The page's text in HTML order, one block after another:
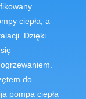
ikowany
yciepła a
alacji. Dzięki
ę
ogrzewaniem
ętem do
ja pompa ciepła